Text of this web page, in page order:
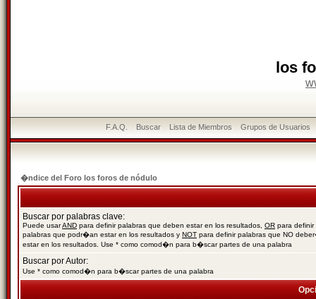
los
F.A.Q. Buscar Lista de Miembros Grupos de Usuarios
�ndice del Foro los foros de nódulo
Buscar por palabras clave:
Puede usarAND para definir palabras que deben estar en los resultados, OR para definir
palabras que podr�an estar en los resultados y NOT para definir palabras que NO
estar en los resultados. Use * como comod�n para b�scar partes de una palabra
Buscar por Autor:
Use * como comod�n para b�scar partes de una palabra